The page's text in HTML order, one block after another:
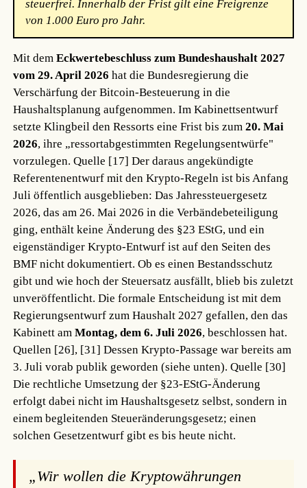
steuerfrei. Innerhalb der Frist gilt eine Freigrenze
von 1.000 Euro pro Jahr.
Mit demEckwertebeschluss zum Bundeshaushalt 2027
vom 29. April 2026 hat die Bundesregierung die
Verschärfung der Bitcoin-Besteuerung in die
Haushaltsplanung aufgenommen. Im Kabinettsentwurf
setzte Klingbeil den Ressorts eine Frist bis zum20. Mai
2026, ihre „ressortabgestimmten Regelungsentwürfe"
vorzulegen.Quelle [17] Der daraus angekündigte
Referentenentwurf mit den Krypto-Regeln ist bis Anfang
Juli öffentlich ausgeblieben: Das Jahressteuergesetz
2026, das am 26. Mai 2026 in die Verbändebeteiligung
ging, enthält keine Änderung des §23 EStG, und ein
eigenständiger Krypto-Entwurf ist auf den Seiten des
BMF nicht dokumentiert. Ob es einen Bestandsschutz
gibt und wie hoch der Steuersatz ausfällt, blieb bis zuletzt
unveröffentlicht. Die formale Entscheidung ist mit dem
Regierungsentwurf zum Haushalt 2027 gefallen, den das
Kabinett amMontag, dem 6. Juli 2026, beschlossen hat.
Quellen [26], [31] Dessen Krypto-Passage war bereits am
3. Juli vorab publik geworden (siehe unten).Quelle [30]
Die rechtliche Umsetzung der §23-EStG-Änderung
erfolgt dabei nicht im Haushaltsgesetz selbst, sondern in
einem begleitenden Steueränderungsgesetz; einen
solchen Gesetzentwurf gibt es bis heute nicht.
„Wir wollen die Kryptowährungen